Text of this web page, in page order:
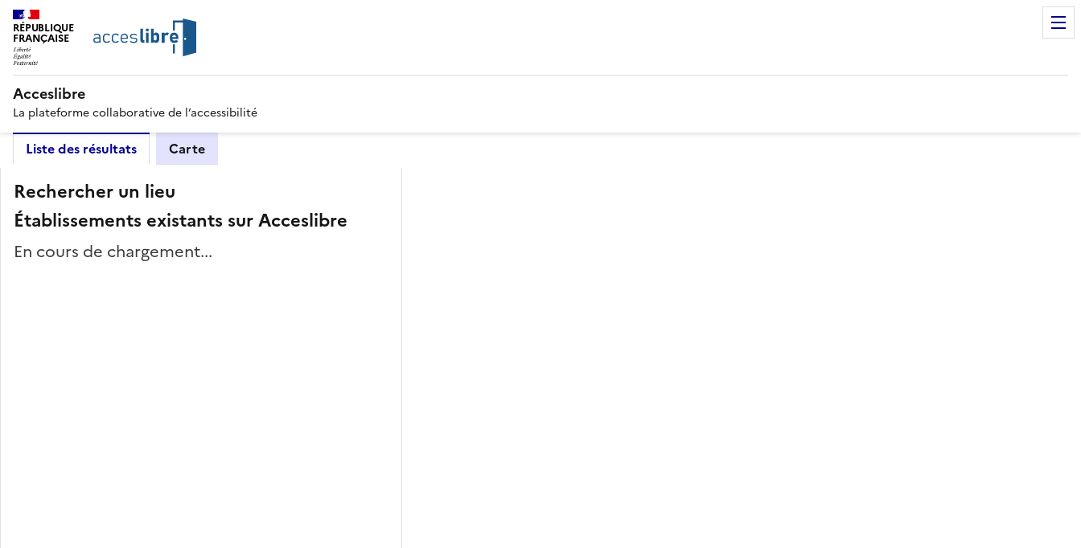
RÉPUBLIQUE
FRANÇAISE
Acceslibre
La plateforme collaborative de l’accessibilité
Liste des résultats Carte
Rechercher un lieu
Établissements existants sur Acceslibre
En cours de chargement...